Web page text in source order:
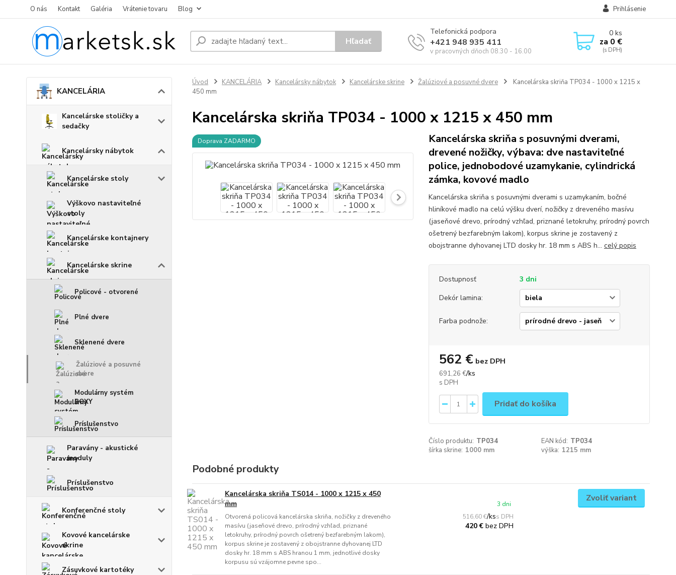
O nás Kontakt Galéria Vrátenie tovaru Blog Prihlásenie
Hľadať
Telefonická podpora
+421 948 935 411
v pracovných dňoch 08.30 - 16.00
0ks
za 0 €
KANCELÁRIA
Kancelárske stoličky a
sedačky
Kancelársky nábytok
Kancelárske stoly
Výškovo nastaviteľné
stoly
Kancelárske kontajnery
Kancelárske skrine
Policové - otvorené
Plné dvere
Sklenené dvere
Žalúziové a posuvné
dvere
Modulárny systém
BOXY
Príslušenstvo
Paravány - akustické
moduly
Príslušenstvo
Konferenčné stoly
Kovové kancelárske
skrine
Zásuvkové kartotéky
Úvod KANCELÁRIA Kancelársky nábytok Kancelárske skrine Žalúziové a posuvné dvere
Kancelárska skriňa TP034 - 1000 x 1215 x
450 mm
Kancelárska skriňa TP034 - 1000 x 1215 x 450 mm
Doprava ZADARMO
Kancelárska skriňa s posuvnými dverami,
drevené nožičky, výbava: dve nastaviteľné
police, jednobodové uzamykanie, cylindrická
zámka, kovové madlo
Kancelárska skriňa s posuvnými dverami s uzamykaním, bočné
hliníkové madlo na celú výšku dverí, nožičky z dreveného masívu
(jaseňové drevo, prírodný vzhľad, priznané letokruhy, prírodný povrch
ošetrený bezfarebným lakom), korpus skrine je zostavený z
obojstranne dyhovanej LTD dosky hr. 18 mm s ABS h... celý popis
Dostupnosť
3 dni
Dekór lamina:
Farba podnože:
691,26 €/ks
562 € bez DPH
Pridať do košíka
Číslo produktu: TP034 EAN kód: TP034
šírka skrine: 1000 mm výška: 1215 mm
Podobné produkty
Kancelárska skriňa TS014 - 1000 x 1215 x 450
mm
Otvorená policová kancelárska skriňa, nožičky z dreveného
masívu (jaseňové drevo, prírodný vzhľad, priznané
letokruhy, prírodný povrch ošetrený bezfarebným lakom),
korpus skrine je zostavený z obojstranne dyhovanej LTD
dosky hr. 18 mm s ABS hranou 1 mm, jednotlivé dosky
korpusu sú vzájomne pevne spo...
516,60 €/ks
420 €bez DPH
3 dni
Zvoliť variant